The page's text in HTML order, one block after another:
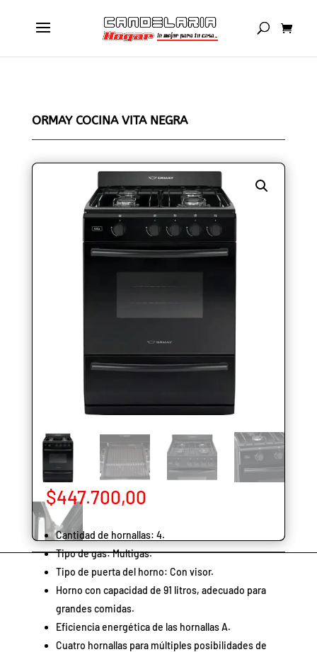
ORMAY COCINA VITA NEGRA
$447.700,00
Cantidad de hornallas: 4.
Tipo de gas: Multigas.
Tipo de puerta del horno: Con visor.
Horno con capacidad de 91 litros, adecuado para
grandes comidas.
Eficiencia energética de las hornallas A.
Cuatro hornallas para múltiples posibilidades de